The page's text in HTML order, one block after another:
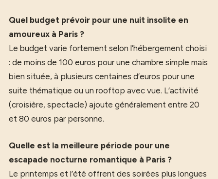
Quel budget prévoir pour une nuit insolite en
amoureux à Paris ?
Le budget varie fortement selon l’hébergement choisi
: de moins de 100 euros pour une chambre simple mais
bien située, à plusieurs centaines d’euros pour une
suite thématique ou un rooftop avec vue. L’activité
(croisière, spectacle) ajoute généralement entre 20
et 80 euros par personne.
Quelle est la meilleure période pour une
escapade nocturne romantique à Paris ?
Le printemps et l’été offrent des soirées plus longues